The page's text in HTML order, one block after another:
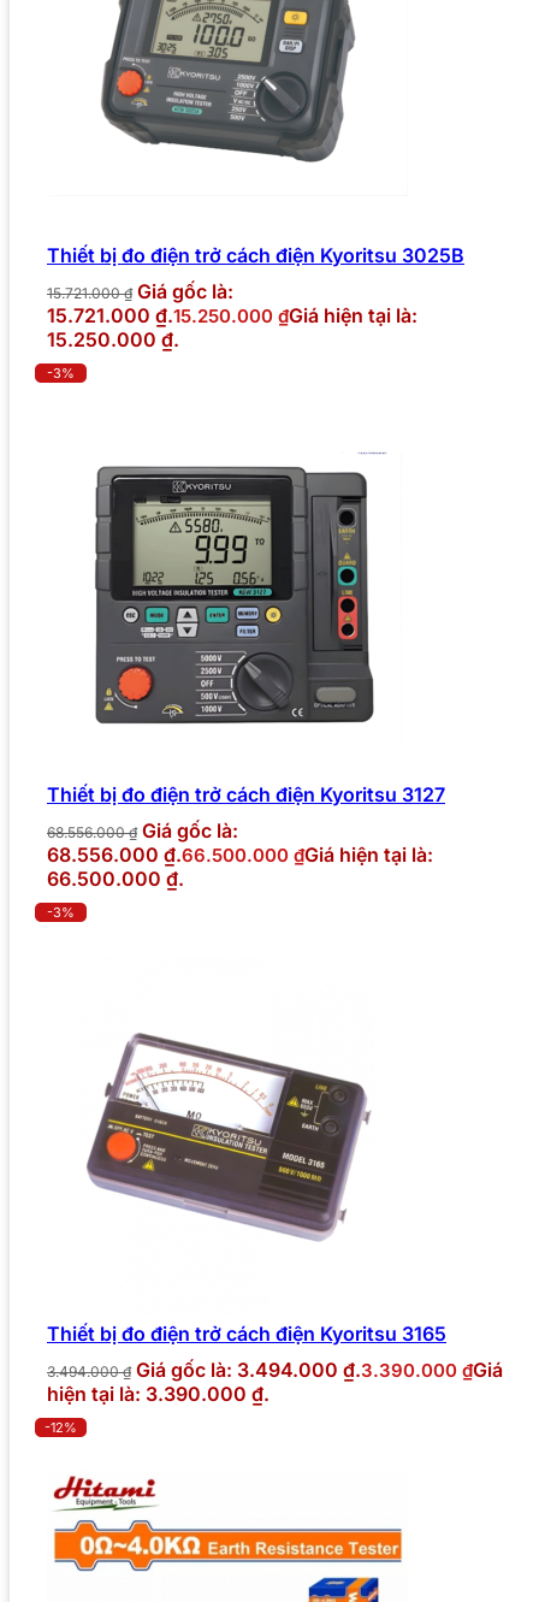
Thiết bị đo điện trở cách điện Kyoritsu 3025B
15.721.000₫ Giá gốc là:
15.721.000 ₫.15.250.000 ₫Giá hiện tại là:
15.250.000 ₫.
-3%
Thiết bị đo điện trở cách điện Kyoritsu 3127
68.556.000₫ Giá gốc là:
68.556.000 ₫.66.500.000 ₫Giá hiện tại là:
66.500.000 ₫.
-3%
Thiết bị đo điện trở cách điện Kyoritsu 3165
3.494.000₫ Giá gốc là: 3.494.000 ₫.3.390.000 ₫Giá
hiện tại là: 3.390.000 ₫.
-12%